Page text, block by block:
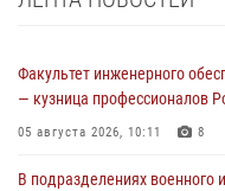
Факультет инженерного
— кузница профессионалов
05 августа 2026, 10:11 8
В подразделениях военного